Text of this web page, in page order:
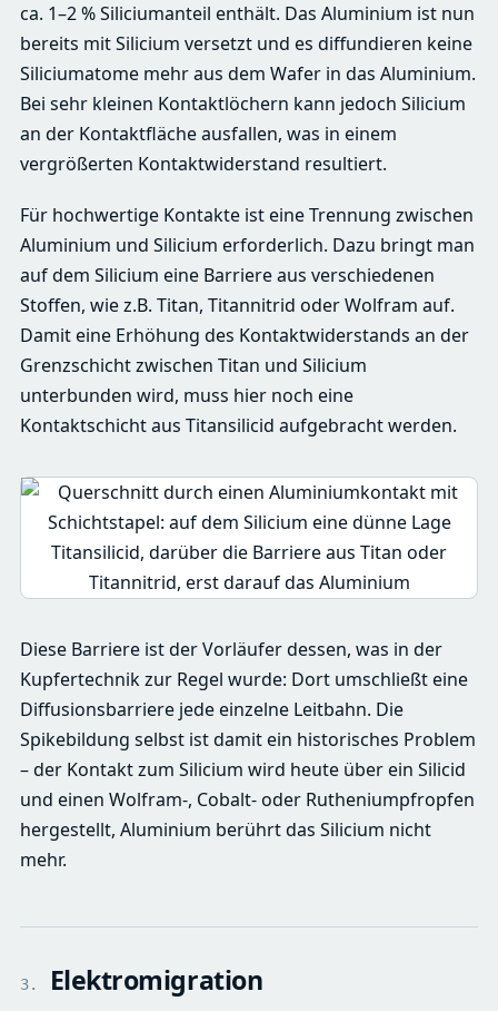
ca. 1–2 % Siliciumanteil enthält. Das Aluminium ist nun
bereits mit Silicium versetzt und es diffundieren keine
Siliciumatome mehr aus dem Wafer in das Aluminium.
Bei sehr kleinen Kontaktlöchern kann jedoch Silicium
an der Kontaktfläche ausfallen, was in einem
vergrößerten Kontaktwiderstand resultiert.
Für hochwertige Kontakte ist eine Trennung zwischen
Aluminium und Silicium erforderlich. Dazu bringt man
auf dem Silicium eine Barriere aus verschiedenen
Stoffen, wie z.B. Titan, Titannitrid oder Wolfram auf.
Damit eine Erhöhung des Kontaktwiderstands an der
Grenzschicht zwischen Titan und Silicium
unterbunden wird, muss hier noch eine
Kontaktschicht aus Titansilicid aufgebracht werden.
Diese Barriere ist der Vorläufer dessen, was in der
Kupfertechnik zur Regel wurde: Dort umschließt eine
Diffusionsbarriere jede einzelne Leitbahn. Die
Spikebildung selbst ist damit ein historisches Problem
– der Kontakt zum Silicium wird heute über ein Silicid
und einen Wolfram-, Cobalt- oder Rutheniumpfropfen
hergestellt, Aluminium berührt das Silicium nicht
mehr.
3. Elektromigration